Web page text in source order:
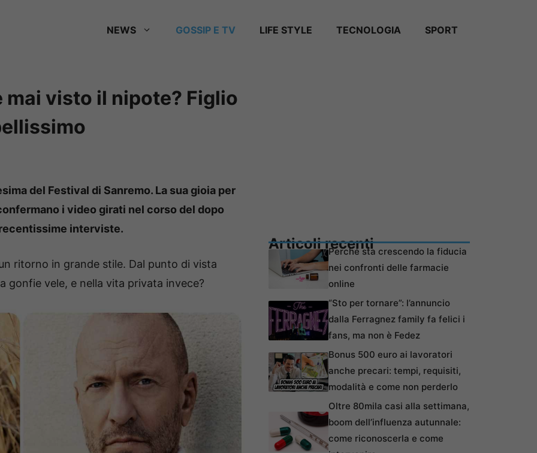
NEWS GOSSIP E TV LIFE STYLE TECNOLOGIA SPORT
mai visto il nipote? Figlio
del Festival di Sanremo. La sua gioia per
i video girati nel corso del dopo
interviste.
ritorno in grande stile. Dal punto di vista
gonfie vele, e nella vita privata invece?
Articoli recentiPerché sta crescendo la fiducia
nei confronti delle farmacie
online
“Sto per tornare”: l’annuncio
dalla Ferragnez family fa felici i
fans, ma non è Fedez
Bonus 500 euro ai lavoratori
anche precari: tempi, requisiti,
modalità e come non perderlo
Oltre 80mila casi alla settimana,
boom dell’influenza autunnale:
come riconoscerla e come